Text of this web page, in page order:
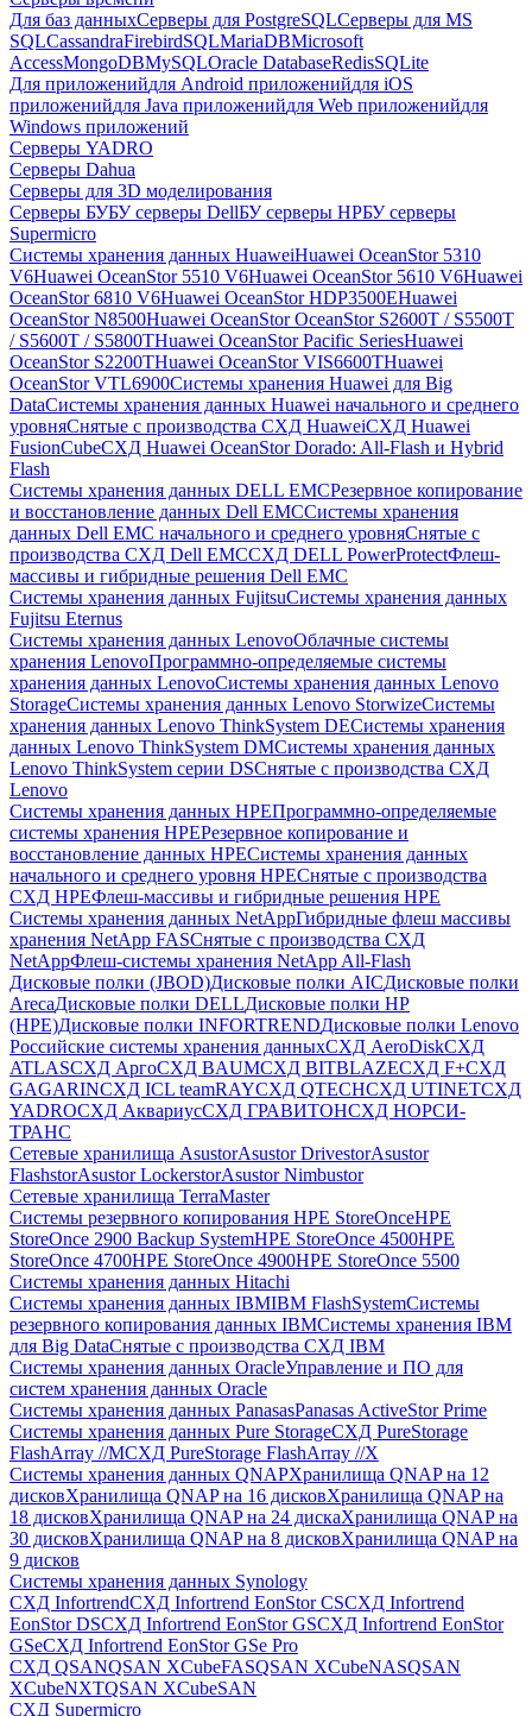
Для баз данныхСерверы для PostgreSQLСерверы для MS
SQLCassandraFirebirdSQLMariaDBMicrosoft
AccessMongoDBMySQLOracle DatabaseRedisSQLite
Для приложенийдля Android приложенийдля iOS
приложенийдля Java приложенийдля Web приложенийдля
Windows приложений
Серверы YADRO
Серверы Dahua
Серверы для 3D моделирования
Серверы БУБУ серверы DellБУ серверы HPБУ серверы
Supermicro
Системы хранения данных HuaweiHuawei OceanStor 5310
V6Huawei OceanStor 5510 V6Huawei OceanStor 5610 V6Huawei
OceanStor 6810 V6Huawei OceanStor HDP3500EHuawei
OceanStor N8500Huawei OceanStor OceanStor S2600T / S5500T
/ S5600T / S5800THuawei OceanStor Pacific SeriesHuawei
OceanStor S2200THuawei OceanStor VIS6600THuawei
OceanStor VTL6900Системы хранения Huawei для Big
DataСистемы хранения данных Huawei начального и среднего
уровняСнятые с производства СХД HuaweiСХД Huawei
FusionCubeСХД Huawei OceanStor Dorado: All-Flash и Hybrid
Flash
Системы хранения данных DELL EMCРезервное копирование
и восстановление данных Dell EMCСистемы хранения
данных Dell EMC начального и среднего уровняСнятые с
производства СХД Dell EMCСХД DELL PowerProtectФлеш-
массивы и гибридные решения Dell EMC
Системы хранения данных FujitsuСистемы хранения данных
Fujitsu Eternus
Системы хранения данных LenovoОблачные системы
хранения LenovoПрограммно-определяемые системы
хранения данных LenovoСистемы хранения данных Lenovo
StorageСистемы хранения данных Lenovo StorwizeСистемы
хранения данных Lenovo ThinkSystem DEСистемы хранения
данных Lenovo ThinkSystem DMСистемы хранения данных
Lenovo ThinkSystem серии DSСнятые с производства СХД
Lenovo
Системы хранения данных HPEПрограммно-определяемые
системы хранения HPEРезервное копирование и
восстановление данных HPEСистемы хранения данных
начального и среднего уровня HPEСнятые с производства
СХД HPEФлеш-массивы и гибридные решения HPE
Cистемы хранения данных NetAppГибридные флеш массивы
хранения NetApp FASСнятые с производства СХД
NetAppФлеш-системы хранения NetApp All-Flash
Дисковые полки (JBOD)Дисковые полки AICДисковые полки
ArecaДисковые полки DELLДисковые полки HP
(HPE)Дисковые полки INFORTRENDДисковые полки Lenovo
Российские системы хранения данныхСХД AeroDiskСХД
ATLASСХД AргоСХД BAUMСХД BITBLAZEСХД F+СХД
GAGARINСХД ICL teamRAYСХД QTECHСХД UTINETСХД
YADROСХД АквариусСХД ГРАВИТОНСХД НОРСИ-
ТРАНС
Сетевые хранилища AsustorAsustor DrivestorAsustor
FlashstorAsustor LockerstorAsustor Nimbustor
Сетевые хранилища TerraMaster
Системы резервного копирования HPE StoreOnceHPE
StoreOnce 2900 Backup SystemHPE StoreOnce 4500HPE
StoreOnce 4700HPE StoreOnce 4900HPE StoreOnce 5500
Системы хранения данных Hitachi
Системы хранения данных IBMIBM FlashSystemСистемы
резервного копирования данных IBMСистемы хранения IBM
для Big DataСнятые с производства СХД IBM
Системы хранения данных OracleУправление и ПО для
систем хранения данных Oracle
Системы хранения данных PanasasPanasas ActiveStor Prime
Системы хранения данных Pure StorageСХД PureStorage
FlashArray //MСХД PureStorage FlashArray //X
Системы хранения данных QNAPХранилища QNAP на 12
дисковХранилища QNAP на 16 дисковХранилища QNAP на
18 дисковХранилища QNAP на 24 дискаХранилища QNAP на
30 дисковХранилища QNAP на 8 дисковХранилища QNAP на
9 дисков
Системы хранения данных Synology
СХД InfortrendСХД Infortrend EonStor CSСХД Infortrend
EonStor DSСХД Infortrend EonStor GSСХД Infortrend EonStor
GSeСХД Infortrend EonStor GSe Pro
СХД QSANQSAN XCubeFASQSAN XCubeNASQSAN
XCubeNXTQSAN XCubeSAN
СХД Supermicro